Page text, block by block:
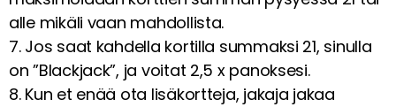
alle mikäli vaan mahdollista.
7. Jos saat kahdella kortilla summaksi 21, sinulla
on ”Blackjack”, ja voitat 2,5 x panoksesi.
8. Kun et enää ota lisäkortteja, jakaja jakaa